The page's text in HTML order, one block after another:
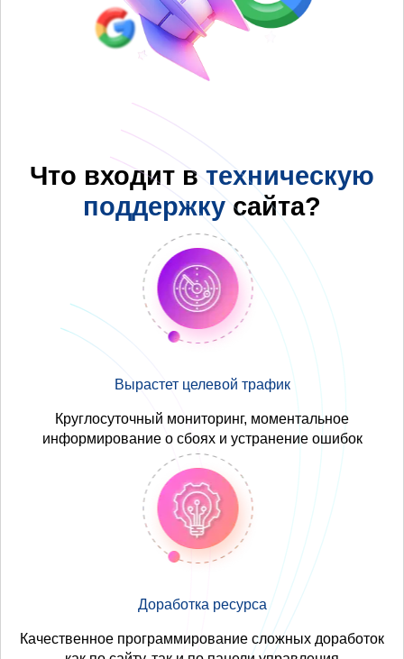
Что входит в техническую
поддержку сайта?
Вырастет целевой трафик
Круглосуточный мониторинг, моментальное
информирование о сбоях и устранение ошибок
Доработка ресурса
Качественное программирование сложных доработок